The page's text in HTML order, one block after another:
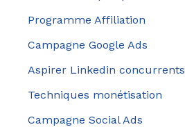
Programme Affiliation
Campagne Google Ads
Aspirer Linkedin concurrents
Techniques monétisation
Campagne Social Ads